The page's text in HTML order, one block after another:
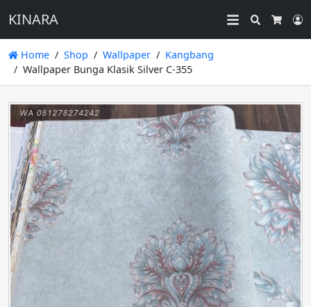
KINARA
Search
Home Shop Wallpaper
Kangbang
Wallpaper Bunga Klasik Silver C-355